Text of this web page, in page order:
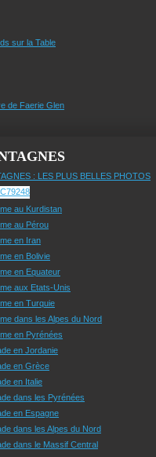
sur la Table
de Faerie Glen
: LES PLUS BELLES PHOTOS
au Kurdistan
au Pérou
en Iran
en Bolivie
en Equateur
aux Etats-Unis
en Turquie
dans les Alpes du Nord
en Pyrénées
en Jordanie
en Grèce
en Italie
dans les Pyrénées
en Espagne
dans les Alpes du Nord
dans le Massif Central